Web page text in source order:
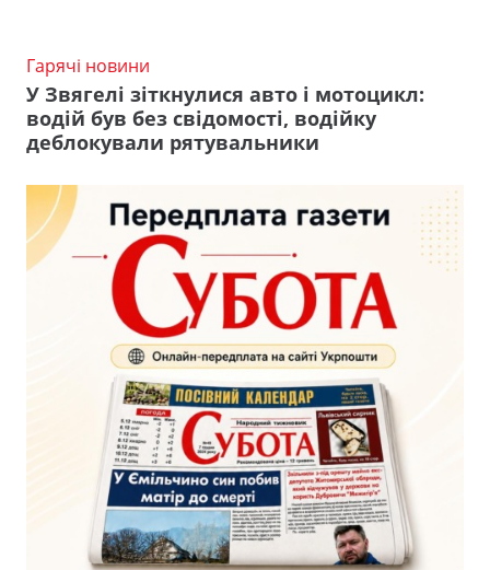
Гарячі новини
У Звягелі зіткнулися авто і мотоцикл:
водій був без свідомості, водійку
деблокували рятувальники